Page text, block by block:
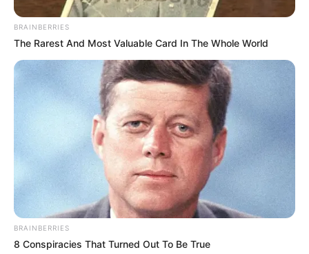
Ακολουθήστε το evianews.com στο
News
ΤΑ ΠΙΟ ΔΗΜΟΦΙΛΗ
BRAINBERRIES
The Rarest And Most Valuable Card In The Whole World
BRAINBERRIES
8 Conspiracies That Turned Out To Be True